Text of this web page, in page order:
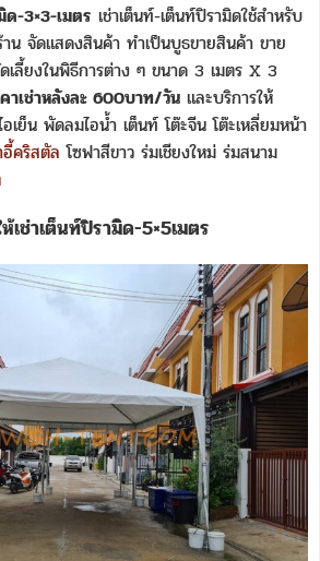
ด-3×3-เมตร เช่าเต็นท์-เต็นท์ปิรามิดใช้สำหรับ
น จัดแสดงสินค้า ทำเป็นบูธขายสินค้า ขาย
เลี้ยงในพิธีการต่าง ๆ ขนาด 3 เมตร X 3
าเช่าหลังละ 600บาท/วัน และบริการให้
เย็น พัดลมไอน้ำ เต็นท์ โต๊ะจีน โต๊ะเหลี่ยมหน้า
อี้คริสตัล โซฟาสีขาว ร่มเชียงใหม่ ร่มสนาม
เช่าเต็นท์ปิรามิด-5×5เมตร